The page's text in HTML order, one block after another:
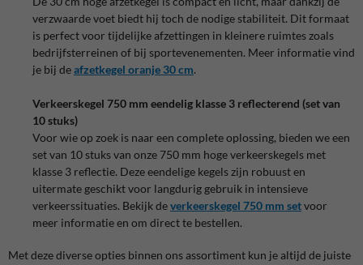
verzwaarde voet biedt hij toch de nodige stabiliteit. Dit formaat
is perfect voor tijdelijke afzettingen in kleinere ruimtes zoals
bedrijfsterreinen of bij sportevenementen. Meer informatie vind
je bij deafzetkegel oranje 30 cm.
Verkeerskegel 750 mm eendelig klasse 3 reflecterend (set van
10 stuks)
Voor wie op zoek is naar een complete oplossing, bieden we een
set van 10 stuks van onze 750 mm hoge verkeerskegels met
klasse 3 reflectie. Deze eendelige kegels zijn robuust en
uitermate geschikt voor langdurig gebruik in intensieve
verkeerssituaties. Bekijk deverkeerskegel 750 mm setvoor
meer informatie en om direct te bestellen.
Met deze diverse opties binnen ons assortiment kun je altijd de juiste